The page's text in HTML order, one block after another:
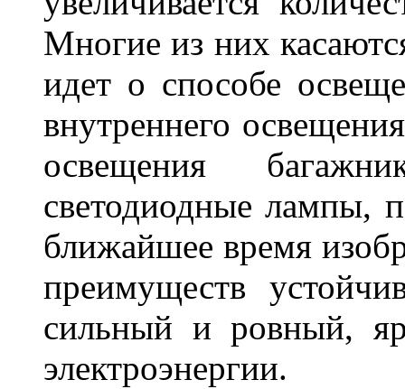
Многие из них
идет о способе
внутреннего
освещения
светодиодные лампы,
ближайшее время
преимуществ
сильный и ровный,
электроэнергии.